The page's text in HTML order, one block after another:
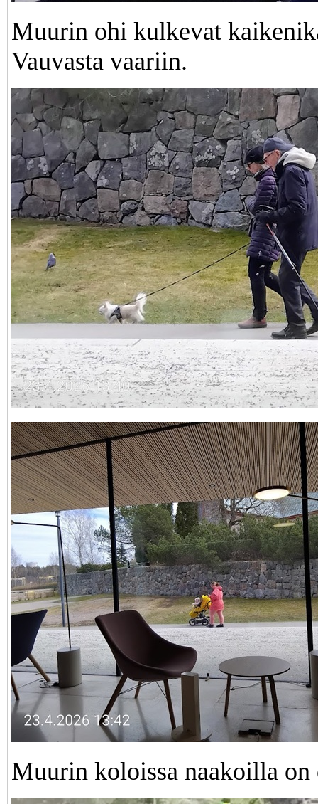
Muurin ohi kulkevat
Vauvasta vaariin.
Muurin koloissa naakoilla on